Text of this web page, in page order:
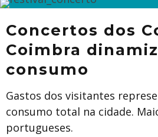
Concertos dos
Coimbra
consumo
Gastos dos visitantes
consumo total na cidade.
portugueses.